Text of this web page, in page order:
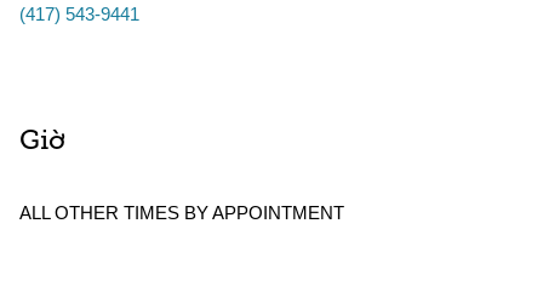
(417) 543-9441
Giờ
ALL OTHER TIMES BY APPOINTMENT